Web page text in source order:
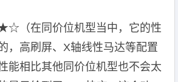
（在同价位机型当中，它的性
，高刷屏、X轴线性马达等配置
能相比其他同价位机型也不会太